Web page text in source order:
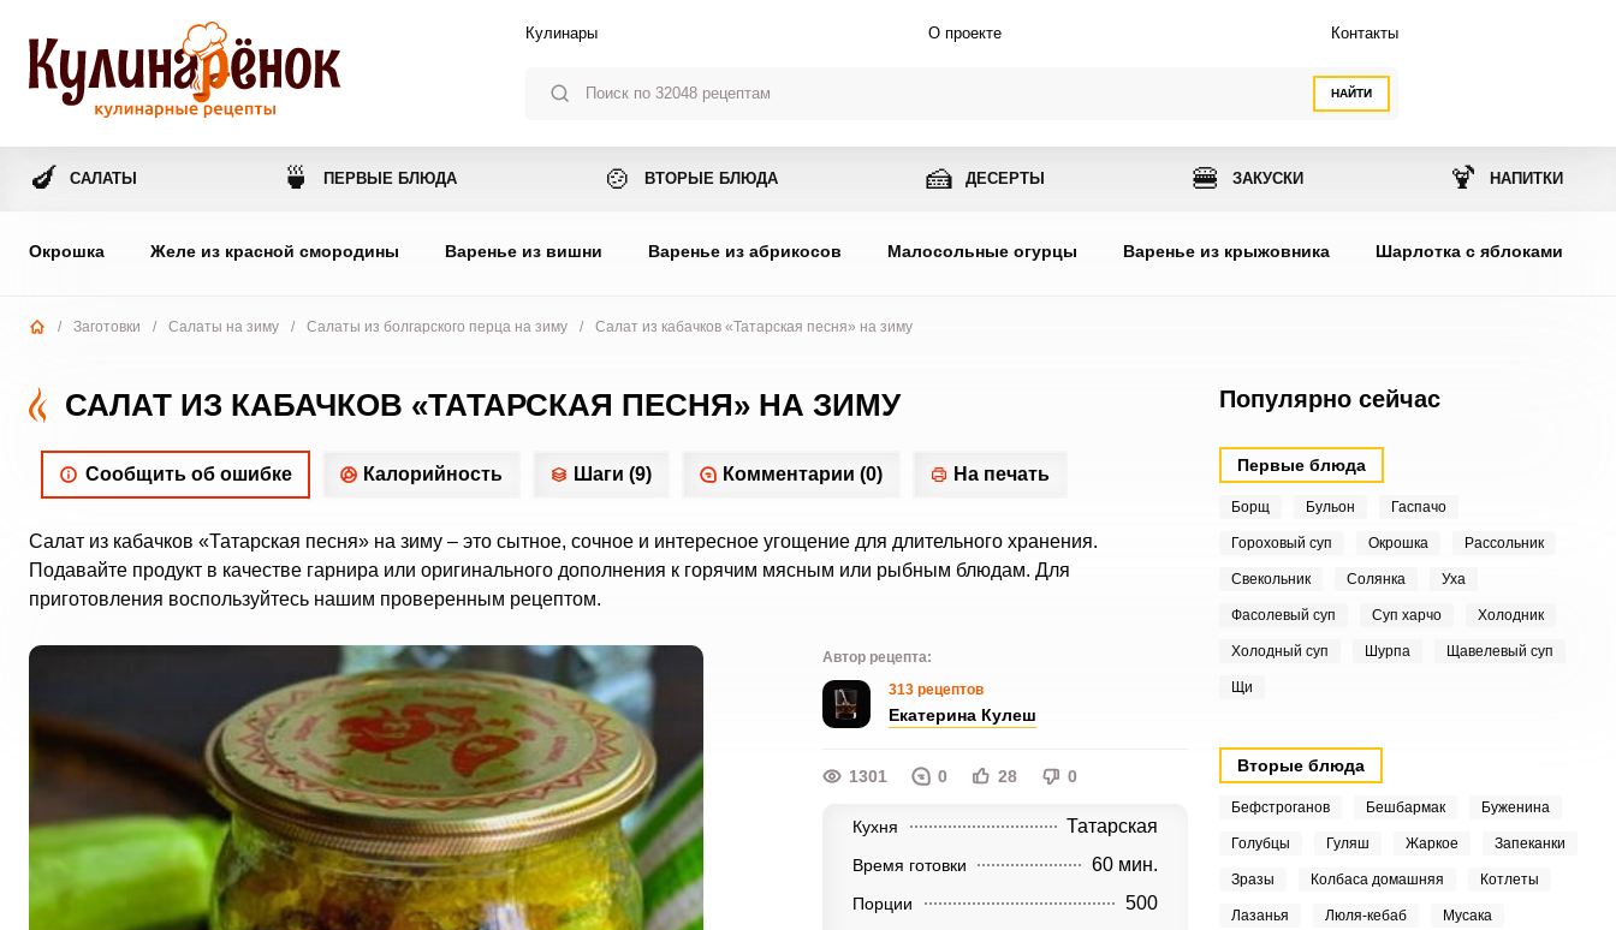
НАЙТИ
Кулинары О проекте Контакты
🍆 САЛАТЫ 🍵 ПЕРВЫЕ БЛЮДА 🍲 ВТОРЫЕ БЛЮДА 🍰 ДЕСЕРТЫ 🍔 ЗАКУСКИ 🍹 НАПИТКИ
Окрошка Желе из красной смородины Варенье из вишни Варенье из абрикосов Малосольные огурцы Варенье из крыжовника Шарлотка с яблоками
/ Заготовки / Салаты на зиму / Салаты из болгарского перца на зиму / Салат из кабачков «Татарская песня» на зиму
САЛАТ ИЗ КАБАЧКОВ «ТАТАРСКАЯ ПЕСНЯ» НА ЗИМУ
Сообщить об ошибке Калорийность Шаги (9) Комментарии (0) На печать
Салат из кабачков «Татарская песня» на зиму – это сытное, сочное и интересное угощение для длительного хранения.
Подавайте продукт в качестве гарнира или оригинального дополнения к горячим мясным или рыбным блюдам. Для
приготовления воспользуйтесь нашим проверенным рецептом.
Автор рецепта:
313 рецептов
Екатерина Кулеш
1301 0 28 0
Кухня Татарская
Время готовки 60 мин.
Порции 500
Популярно сейчас
Первые блюда
Борщ Бульон Гаспачо
Гороховый суп Окрошка Рассольник
Свекольник Солянка Уха
Фасолевый суп Суп харчо Холодник
Холодный суп Шурпа Щавелевый суп
Щи
Вторые блюда
Бефстроганов Бешбармак Буженина
Голубцы Гуляш Жаркое Запеканки
Зразы Колбаса домашняя Котлеты
Лазанья Люля-кебаб Мусака